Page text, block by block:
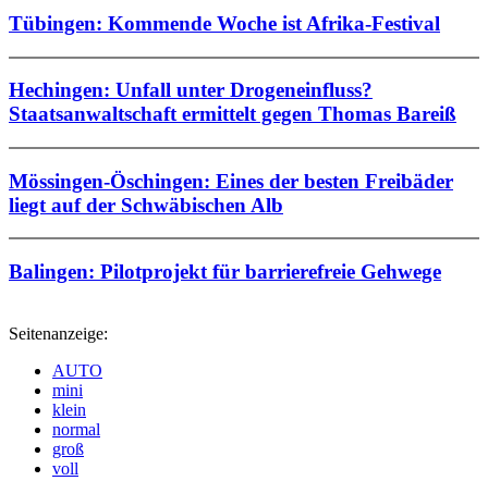
Tübingen: Kommende Woche ist Afrika-Festival
Hechingen: Unfall unter Drogeneinfluss?
Staatsanwaltschaft ermittelt gegen Thomas Bareiß
Mössingen-Öschingen: Eines der besten Freibäder
liegt auf der Schwäbischen Alb
Balingen: Pilotprojekt für barrierefreie Gehwege
Seitenanzeige:
AUTO
mini
klein
normal
groß
voll